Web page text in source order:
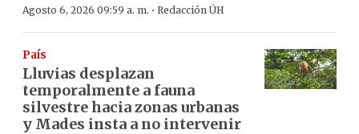
Agosto 6, 2026 09:59 a. m. · Redacción ÚH
País
Lluvias desplazan
temporalmente a fauna
silvestre hacia zonas urbanas
y Mades insta a no intervenir